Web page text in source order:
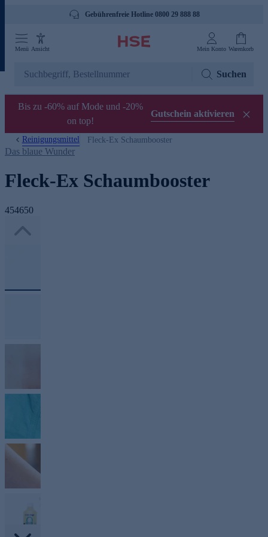
Gebührenfreie Hotline 0800 29 888 88
Menü Ansicht Mein Konto Warenkorb
Suchen
Bis zu -60% auf Mode und -20%
on top!
Gutschein aktivieren
Reinigungsmittel Fleck-Ex Schaumbooster
Das blaue Wunder
Fleck-Ex Schaumbooster
454650